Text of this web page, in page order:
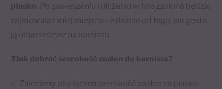
płasko. Po zawieszeniu i ułożeniu w fale zasłona będzie
zajmowała mniej miejsca – zależnie od tego, jak gęsto
ją umarszczysz na karniszu.
❓Jak dobrać szerokość zasłon do karnisza?
✅ Zalecamy, aby łączna szerokość zasłon na płasko